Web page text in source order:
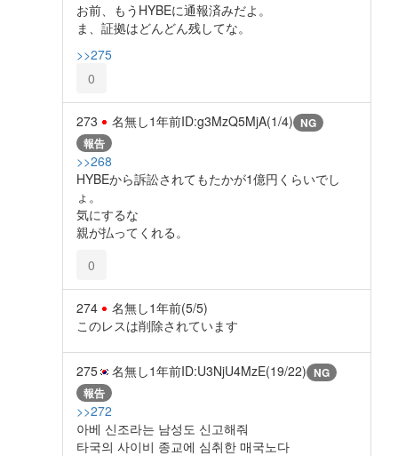
お前、もうHYBEに通報済みだよ。
ま、証拠はどんどん残してな。
>>275
0
273 名無し1年前ID:g3MzQ5MjA(1/4) NG
報告
>>268
HYBEから訴訟されてもたかが1億円くらいでし
ょ。
気にするな
親が払ってくれる。
0
274 名無し1年前(5/5)
このレスは削除されています
275 名無し1年前ID:U3NjU4MzE(19/22) NG
報告
>>272
아베 신조라는 남성도 신고해줘
타국의 사이비 종교에 심취한 매국노다